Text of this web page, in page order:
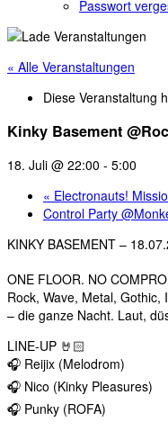
Passwort
« Alle Veranstaltungen
Diese Veranstaltung
Kinky Basement
18. Juli @ 22:00 - 5:00
« Electronauts!
Control Party
KINKY BASEMENT –
ONE FLOOR. NO
Rock, Wave, Metal, Gothic,
– die ganze Nacht. Laut,
LINE-UP 🤘🏻
🎧 Reijix (Melodrom)
🎧 Nico (Kinky Pleasures)
🎧 Punky (ROFA)